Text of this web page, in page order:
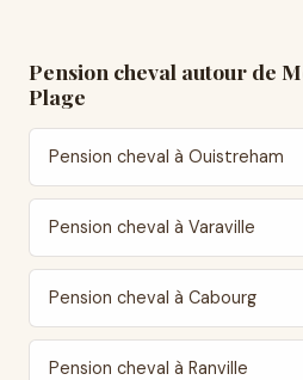
Pension cheval autour de
Plage
Pension cheval à Ouistreham
Pension cheval à Varaville
Pension cheval à Cabourg
Pension cheval à Ranville